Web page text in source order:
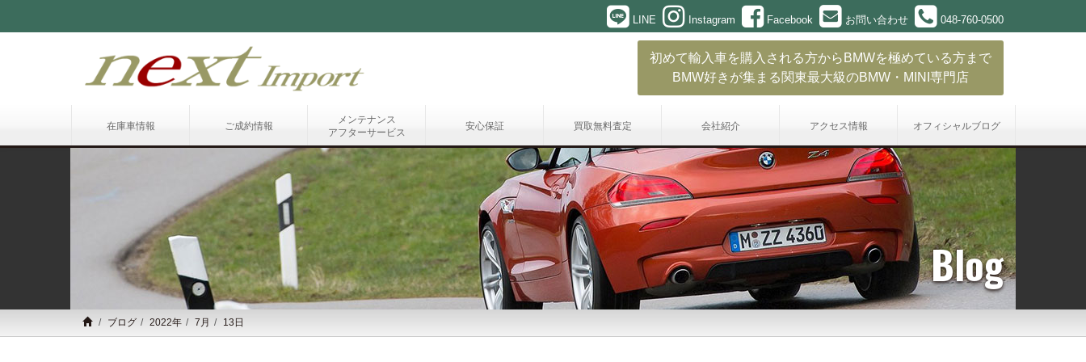
LINE Instagram Facebook お問い合わせ 048-760-0500
初めて輸入車を購入される方からBMWを極めている方まで
BMW好きが集まる関東最大級のBMW・MINI専門店
在庫車情報 ご成約情報
メンテナンス
アフターサービス
安心保証 買取無料査定 会社紹介 アクセス情報 オフィシャルブログ
Blog
ブログ 2022年 7月 13日